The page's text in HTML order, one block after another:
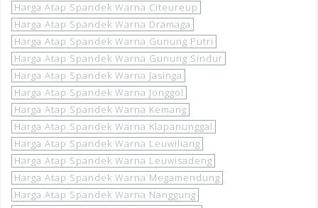
Harga Atap Spandek Warna Citeureup
Harga Atap Spandek Warna Dramaga
Harga Atap Spandek Warna Gunung Putri
Harga Atap Spandek Warna Gunung Sindur
Harga Atap Spandek Warna Jasinga
Harga Atap Spandek Warna Jonggol
Harga Atap Spandek Warna Kemang
Harga Atap Spandek Warna Klapanunggal
Harga Atap Spandek Warna Leuwiliang
Harga Atap Spandek Warna Leuwisadeng
Harga Atap Spandek Warna Megamendung
Harga Atap Spandek Warna Nanggung